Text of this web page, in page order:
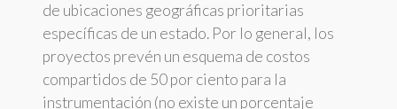
de ubicaciones geográficas prioritarias
específicas de un estado. Por lo general, los
proyectos prevén un esquema de costos
compartidos de 50 por ciento para la
instrumentación (no existe un porcentaje